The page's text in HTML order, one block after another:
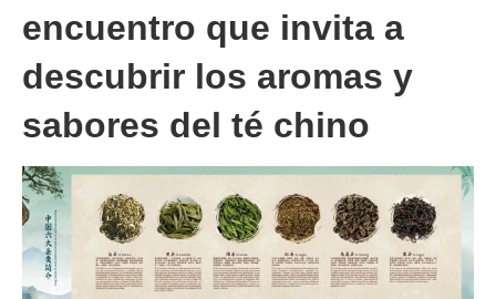
encuentro que invita a
descubrir los aromas y
sabores del té chino